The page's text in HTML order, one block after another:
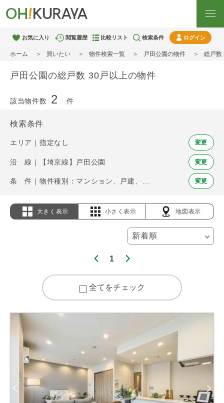
お気に入り 閲覧履歴 比較リスト 検索条件 ログイン
ホーム 買いたい 物件検索一覧 戸田公園の物件 総戸数
戸田公園の総戸数 30戸以上の物件
該当物件数 2 件
検索条件
エリア｜指定なし 変更
沿 線｜【埼京線】戸田公園 変更
変更
大きく表示 小さく表示 地図表示
1
全てをチェック